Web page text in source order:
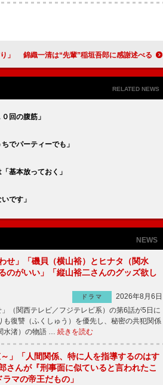
、舞台主演で声かれるも「役作り」 錦織一清は“先輩”稲垣吾郎に感謝述べる
RELATED NEWS
回の腹筋」
でパーティーでも」
基本放っておく」
です」
NEWS
せ」「磯貝（横山裕）とヒナタ（関水
のがいい」「縦山裕二さんのグッズ欲し
ドラマ
2026年8月6日
（関西テレビ／フジテレビ系）の第6話が5日に
復讐（ふくしゅう）を優先し、秘密の共犯関係
水渚）の物語 … 続きを読む
」「人間関係、特に人を指導するのはす
さんが『刑事面に似ていると言われたこ
マの帝王だもの」